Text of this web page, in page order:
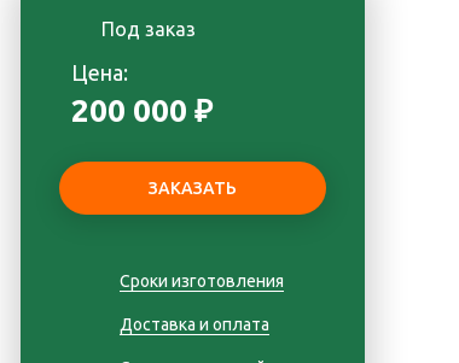
Под заказ
Цена:
200 000 ₽
Сроки изготовления
Доставка и оплата